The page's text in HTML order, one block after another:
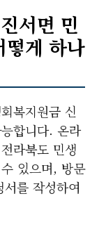
서면 민
떻게 하나
복지원금 신
합니다. 온라
라북도 민생
있으며, 방문
를 작성하여